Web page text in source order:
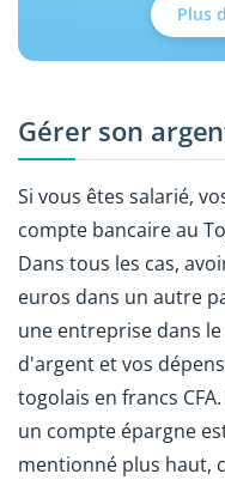
Plus
Gérer son
Si vous êtes salarié,
compte bancaire au
Dans tous les cas,
euros dans un autre
une entreprise dans
d'argent et vos
togolais en francs
un compte épargne
mentionné plus haut,